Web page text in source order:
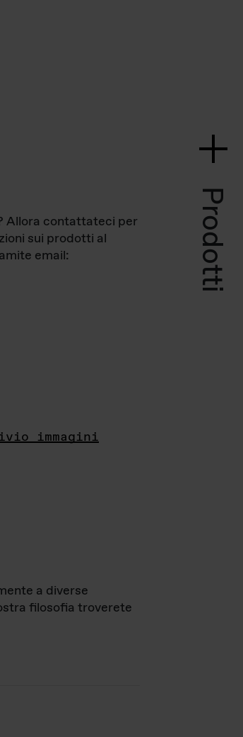
Prodotti
Allora contattateci per
sui prodotti al
email:
immagini
a diverse
filosofia troverete